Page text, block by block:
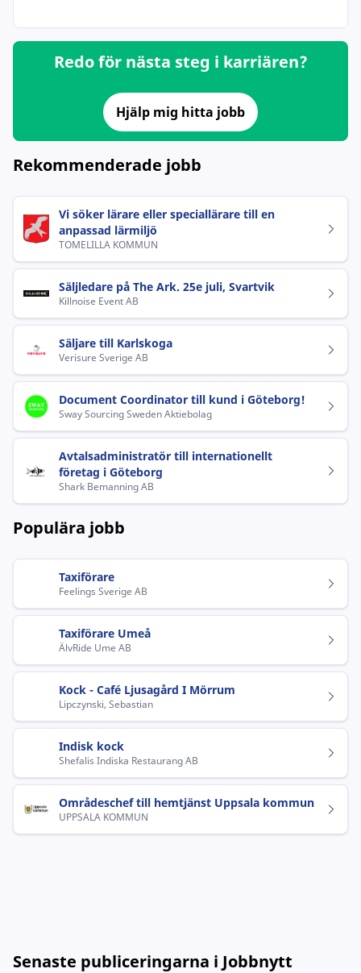
Redo för nästa steg i karriären?
Hjälp mig hitta jobb
Rekommenderade jobb
Vi söker lärare eller speciallärare till en
anpassad lärmiljö
TOMELILLA KOMMUN
Säljledare på The Ark. 25e juli, Svartvik
Killnoise Event AB
Säljare till Karlskoga
Verisure Sverige AB
Document Coordinator till kund i Göteborg!
Sway Sourcing Sweden Aktiebolag
Avtalsadministratör till internationellt
företag i Göteborg
Shark Bemanning AB
Populära jobb
Taxiförare
Feelings Sverige AB
Taxiförare Umeå
ÄlvRide Ume AB
Kock - Café Ljusagård I Mörrum
Lipczynski, Sebastian
Indisk kock
Shefalis Indiska Restaurang AB
Områdeschef till hemtjänst Uppsala kommun
UPPSALA KOMMUN
Senaste publiceringarna i Jobbnytt